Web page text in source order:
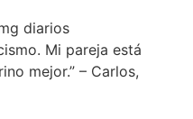
diarios
Mi pareja está
mejor.” – Carlos,